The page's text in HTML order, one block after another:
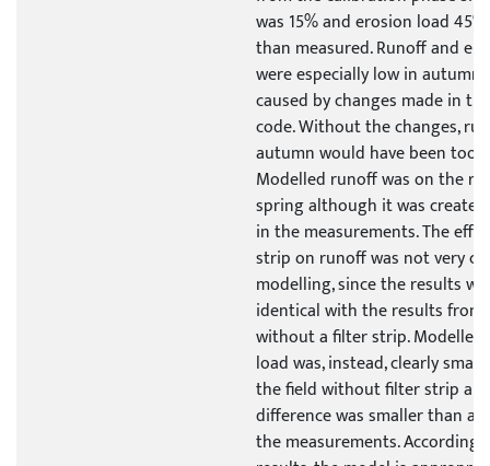
was 15% and erosion load
than measured. Runoff and
were especially low in autumn.
caused by changes made in
code. Without the changes,
autumn would have been too
Modelled runoff was on the
spring although it was
in the measurements. The
strip on runoff was not very
modelling, since the results
identical with the results from
without a filter strip. Modelled
load was, instead, clearly
the field without filter strip
difference was smaller than
the measurements. According